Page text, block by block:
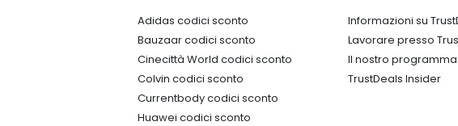
Adidas codici sconto
Bauzaar codici sconto
Cinecittà World codici sconto
Colvin codici sconto
Currentbody codici sconto
Huawei codici sconto
Informazioni su
Lavorare presso
Il nostro
TrustDeals Insider